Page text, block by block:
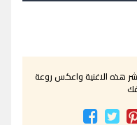
هذه الاغنية واعكس روعة